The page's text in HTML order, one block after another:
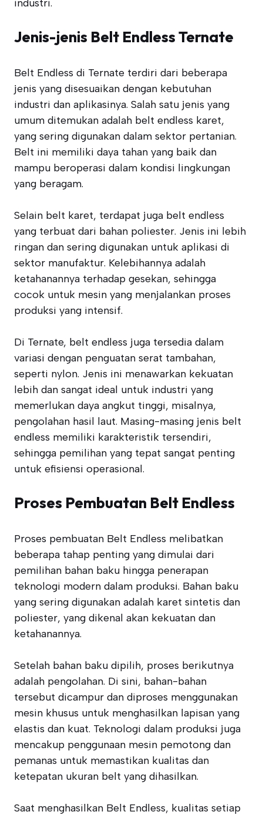
industri.
Jenis-jenis Belt Endless Ternate
Belt Endless di Ternate terdiri dari beberapa
jenis yang disesuaikan dengan kebutuhan
industri dan aplikasinya. Salah satu jenis yang
umum ditemukan adalah belt endless karet,
yang sering digunakan dalam sektor pertanian.
Belt ini memiliki daya tahan yang baik dan
mampu beroperasi dalam kondisi lingkungan
yang beragam.
Selain belt karet, terdapat juga belt endless
yang terbuat dari bahan poliester. Jenis ini lebih
ringan dan sering digunakan untuk aplikasi di
sektor manufaktur. Kelebihannya adalah
ketahanannya terhadap gesekan, sehingga
cocok untuk mesin yang menjalankan proses
produksi yang intensif.
Di Ternate, belt endless juga tersedia dalam
variasi dengan penguatan serat tambahan,
seperti nylon. Jenis ini menawarkan kekuatan
lebih dan sangat ideal untuk industri yang
memerlukan daya angkut tinggi, misalnya,
pengolahan hasil laut. Masing-masing jenis belt
endless memiliki karakteristik tersendiri,
sehingga pemilihan yang tepat sangat penting
untuk efisiensi operasional.
Proses Pembuatan Belt Endless
Proses pembuatan Belt Endless melibatkan
beberapa tahap penting yang dimulai dari
pemilihan bahan baku hingga penerapan
teknologi modern dalam produksi. Bahan baku
yang sering digunakan adalah karet sintetis dan
poliester, yang dikenal akan kekuatan dan
ketahanannya.
Setelah bahan baku dipilih, proses berikutnya
adalah pengolahan. Di sini, bahan-bahan
tersebut dicampur dan diproses menggunakan
mesin khusus untuk menghasilkan lapisan yang
elastis dan kuat. Teknologi dalam produksi juga
mencakup penggunaan mesin pemotong dan
pemanas untuk memastikan kualitas dan
ketepatan ukuran belt yang dihasilkan.
Saat menghasilkan Belt Endless, kualitas setiap